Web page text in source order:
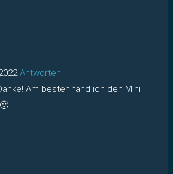
Antworten
Am besten fand ich den Mini